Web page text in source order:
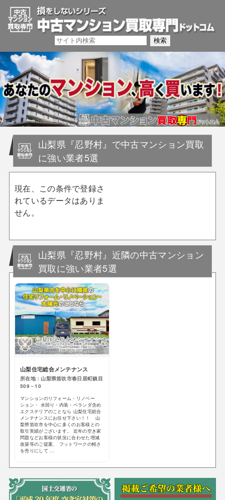
山梨県『忍野村』で中古マンション買取
に強い業者5選
現在、この条件で登録さ
れているデータはありま
せん。
山梨県『忍野村』近隣の中古マンション
買取に強い業者5選
山梨住宅総合メンテナンス
所在地：山梨県笛吹市春日居町鎮目
509－10
マンションのリフォーム・リノベー
ション・ 水回り・内装・ベランダ含め
エクステリアのことなら 山梨住宅総合
メンテナンスにお任せ下さい！！ 山
梨県笛吹市を中心に多くのお客様との
取引実績がございます。 近年の空き家
問題などお客様の状況に合わせた増減
改築等のご提案、 フットワークの軽さ
を売りにして ...